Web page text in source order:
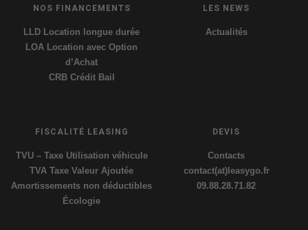
NOS FINANCEMENTS
LLD Location longue durée
LOA Location avec Option
d’Achat
CRB Crédit Bail
LES NEWS
Actualités
FISCALITÉ LEASING
TVU – Taxe Utilisation véhicule
TVA Taxe Valeur Ajoutée
Amortissements non déductibles
Écologie
DEVIS
Contacts
contact(at)leasygo.fr
09.88.28.71.82